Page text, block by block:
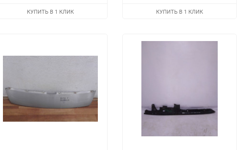
КУПИТЬ В 1 КЛИК КУПИТЬ В 1 КЛИК